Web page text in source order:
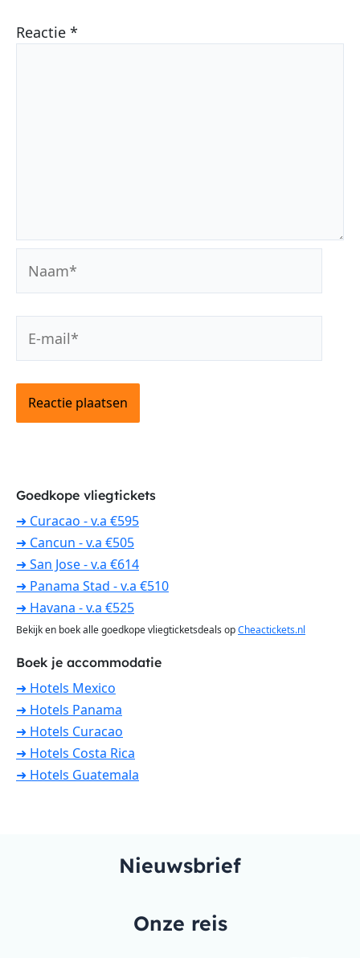
Goedkope vliegtickets
➜ Curacao - v.a €595
➜ Cancun - v.a €505
➜ San Jose - v.a €614
➜ Panama Stad - v.a €510
➜ Havana - v.a €525
Bekijk en boek alle goedkope vliegticketsdeals opCheactickets.nl
Boek je accommodatie
➜ Hotels Mexico
➜ Hotels Panama
➜ Hotels Curacao
➜ Hotels Costa Rica
➜ Hotels Guatemala
Reactie *
mail*
Nieuwsbrief
Onze reis